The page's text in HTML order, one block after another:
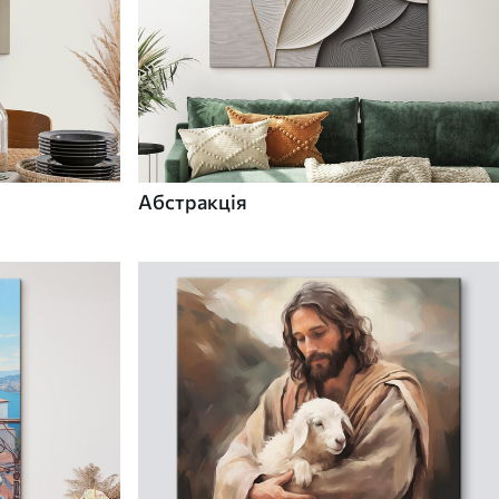
Абстракція